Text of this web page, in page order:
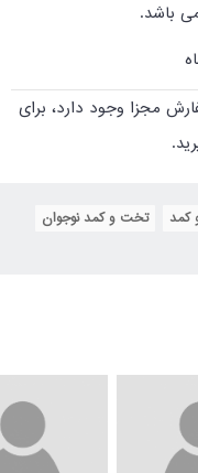
باشد.
مجزا وجود دارد، برای
کمد تخت و کمد نوجوان